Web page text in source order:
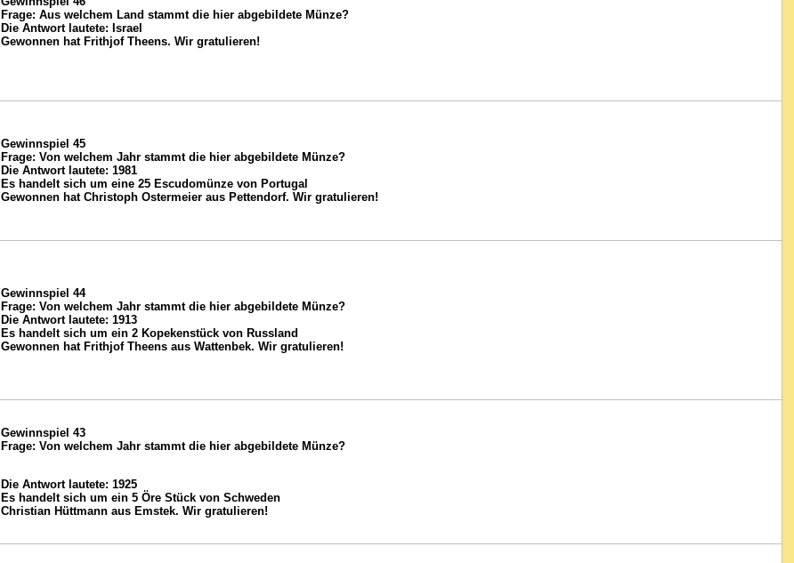
Frage: Aus welchem Land stammt die hier abgebildete Münze?
Die Antwort lautete: Israel
Gewonnen hat Frithjof Theens. Wir gratulieren!
Gewinnspiel 45
Frage: Von welchem Jahr stammt die hier abgebildete Münze?
Die Antwort lautete: 1981
Es handelt sich um eine 25 Escudomünze von Portugal
Gewonnen hat Christoph Ostermeier aus Pettendorf. Wir gratulieren!
Gewinnspiel 44
Frage: Von welchem Jahr stammt die hier abgebildete Münze?
Die Antwort lautete: 1913
Es handelt sich um ein 2 Kopekenstück von Russland
Gewonnen hat Frithjof Theens aus Wattenbek. Wir gratulieren!
Gewinnspiel 43
Frage: Von welchem Jahr stammt die hier abgebildete Münze?
Die Antwort lautete: 1925
Es handelt sich um ein 5 Öre Stück von Schweden
Christian Hüttmann aus Emstek. Wir gratulieren!